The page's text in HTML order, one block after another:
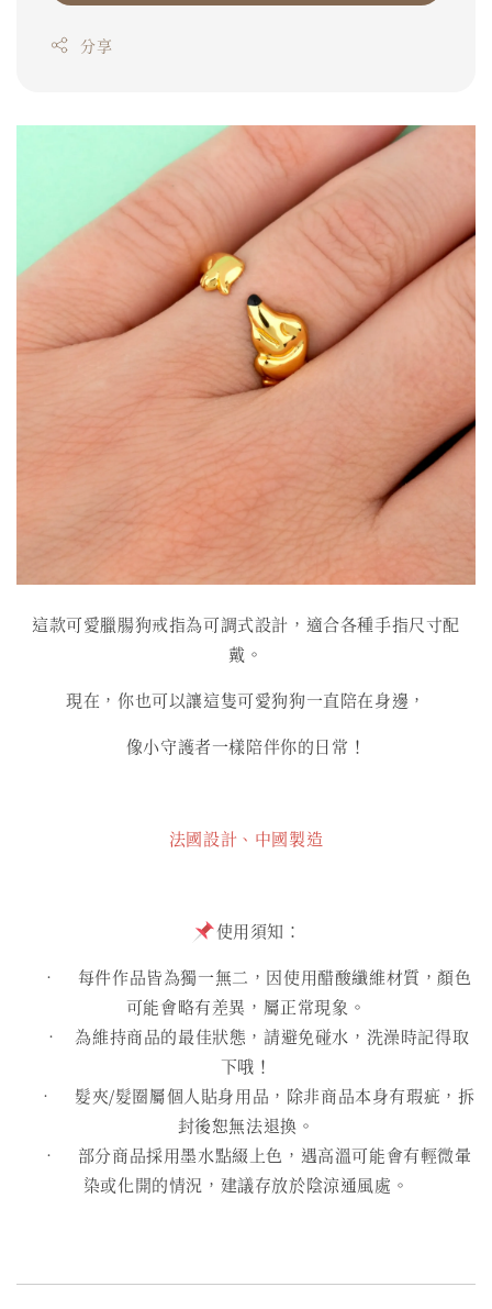
分享
這款可愛臘腸狗戒指為可調式設計，適合各種手指尺寸配
戴。
現在，你也可以讓這隻可愛狗狗一直陪在身邊，
像小守護者一樣陪伴你的日常！
法國設計、中國製造
使用須知：
• 每件作品皆為獨一無二，因使用醋酸纖維材質，顏色
可能會略有差異，屬正常現象。
• 為維持商品的最佳狀態，請避免碰水，洗澡時記得取
下哦！
• 髮夾/髮圈屬個人貼身用品，除非商品本身有瑕疵，拆
封後恕無法退換。
• 部分商品採用墨水點綴上色，遇高溫可能會有輕微暈
染或化開的情況，建議存放於陰涼通風處。